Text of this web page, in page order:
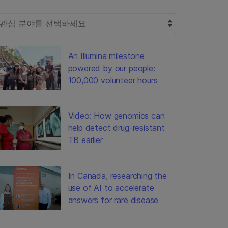
Filter
An Illumina milestone
powered by our people:
100,000 volunteer hours
Video: How genomics can
help detect drug-resistant
TB earlier
In Canada, researching the
use of AI to accelerate
answers for rare disease